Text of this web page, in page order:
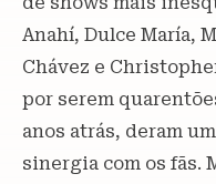
Anahí, Dulce María,
Chávez e
por serem
anos atrás, deram
sinergia com os fãs.